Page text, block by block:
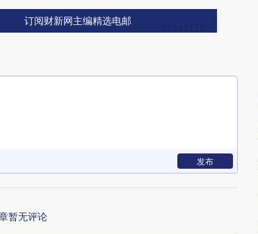
订阅财新网主编精选电邮
发布
暂无评论